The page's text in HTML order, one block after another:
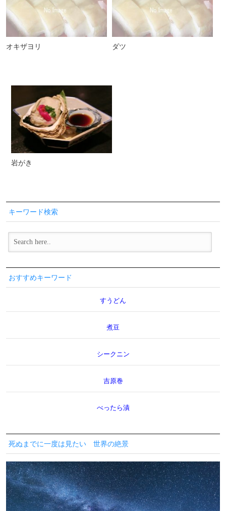
オキザヨリ ダツ
岩がき
キーワード検索
おすすめキーワード
すうどん
煮豆
シークニン
吉原巻
べったら漬
死ぬまでに一度は見たい 世界の絶景